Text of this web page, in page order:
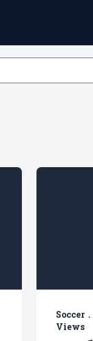
Soccer .
Views